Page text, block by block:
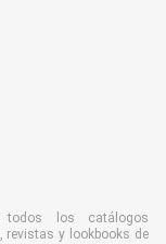
todos los catálogos
y lookbooks de